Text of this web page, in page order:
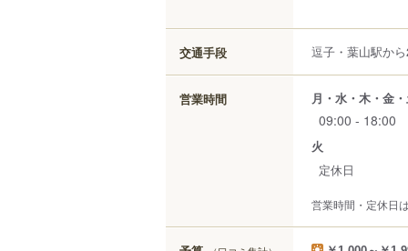
交通手段 逗子・葉山駅か
営業時間 月・水・木・金
09:00 - 18:00
火
定休日
営業時間・定休日